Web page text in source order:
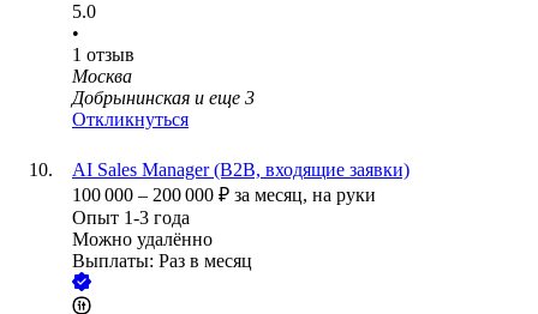
5.0
•
1 отзыв
Москва
Добрынинская и еще 3
Откликнуться
AI Sales Manager (B2B, входящие заявки)
100 000 – 200 000 ₽ за месяц, на руки
Опыт 1-3 года
Можно удалённо
Выплаты: Раз в месяц